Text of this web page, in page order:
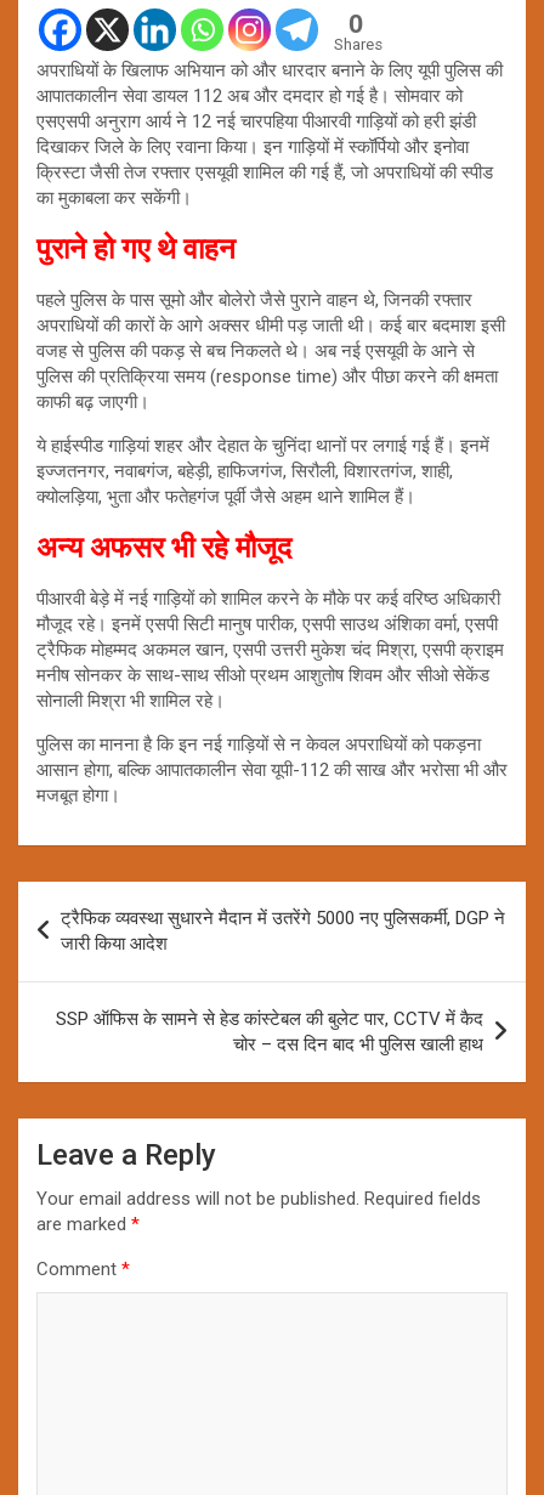
0
Shares
अपराधियों के खिलाफ अभियान को और धारदार बनाने के लिए यूपी पुलिस की
आपातकालीन सेवा डायल 112 अब और दमदार हो गई है। सोमवार को
एसएसपी अनुराग आर्य ने 12 नई चारपहिया पीआरवी गाड़ियों को हरी झंडी
दिखाकर जिले के लिए रवाना किया। इन गाड़ियों में स्कॉर्पियो और इनोवा
क्रिस्टा जैसी तेज रफ्तार एसयूवी शामिल की गई हैं, जो अपराधियों की स्पीड
का मुकाबला कर सकेंगी।
पुराने हो गए थे वाहन
पहले पुलिस के पास सूमो और बोलेरो जैसे पुराने वाहन थे, जिनकी रफ्तार
अपराधियों की कारों के आगे अक्सर धीमी पड़ जाती थी। कई बार बदमाश इसी
वजह से पुलिस की पकड़ से बच निकलते थे। अब नई एसयूवी के आने से
पुलिस की प्रतिक्रिया समय (response time) और पीछा करने की क्षमता
काफी बढ़ जाएगी।
ये हाईस्पीड गाड़ियां शहर और देहात के चुनिंदा थानों पर लगाई गई हैं। इनमें
इज्जतनगर, नवाबगंज, बहेड़ी, हाफिजगंज, सिरौली, विशारतगंज, शाही,
क्योलड़िया, भुता और फतेहगंज पूर्वी जैसे अहम थाने शामिल हैं।
अन्य अफसर भी रहे मौजूद
पीआरवी बेड़े में नई गाड़ियों को शामिल करने के मौके पर कई वरिष्ठ अधिकारी
मौजूद रहे। इनमें एसपी सिटी मानुष पारीक, एसपी साउथ अंशिका वर्मा, एसपी
ट्रैफिक मोहम्मद अकमल खान, एसपी उत्तरी मुकेश चंद मिश्रा, एसपी क्राइम
मनीष सोनकर के साथ-साथ सीओ प्रथम आशुतोष शिवम और सीओ सेकेंड
सोनाली मिश्रा भी शामिल रहे।
पुलिस का मानना है कि इन नई गाड़ियों से न केवल अपराधियों को पकड़ना
आसान होगा, बल्कि आपातकालीन सेवा यूपी-112 की साख और भरोसा भी और
मजबूत होगा।
Post
navigation
ट्रैफिक व्यवस्था सुधारने मैदान में उतरेंगे 5000 नए पुलिसकर्मी, DGP ने
जारी किया आदेश
SSP ऑफिस के सामने से हेड कांस्टेबल की बुलेट पार, CCTV में कैद
चोर – दस दिन बाद भी पुलिस खाली हाथ
Leave a Reply
Your email address will not be published. Required fields
are marked *
Comment *